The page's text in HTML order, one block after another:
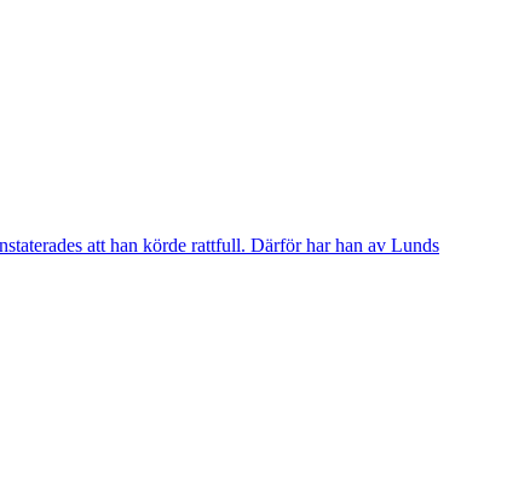
att han körde rattfull. Därför har han av Lunds